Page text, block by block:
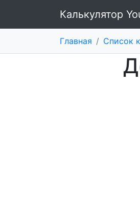
Калькулятор
Главная / Список